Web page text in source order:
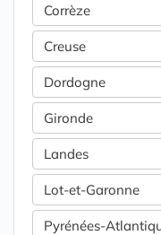
Corrèze
Creuse
Dordogne
Gironde
Landes
Lot-et-Garonne
Pyrénées-